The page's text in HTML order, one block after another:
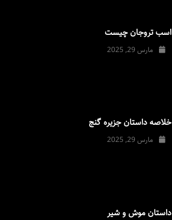
اسب تروجان چیست
مارس 29, 2025
خلاصه داستان جزیره گنج
مارس 29, 2025
داستان موش و شیر